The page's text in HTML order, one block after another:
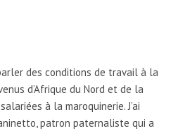
des conditions de travail à la
d’Afrique du Nord et de la
à la maroquinerie. J’ai
patron paternaliste qui a